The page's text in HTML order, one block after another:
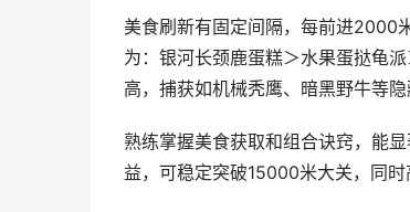
美食刷新有固定间隔，每前进2000
为：银河长颈鹿蛋糕＞水果蛋挞龟
高，捕获如机械秃鹰、暗黑野牛等
熟练掌握美食获取和组合诀窍，能
益，可稳定突破15000米大关，同